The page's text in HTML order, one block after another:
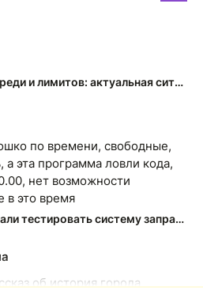
Где заправиться без очереди и лимитов: актуальная ситуация на АЗС Якутска
по времени, свободные,
эта программа ловли кода,
нет возможности
в это время
В Алданском районе начали тестировать систему заправки по QR-кодам
об история города